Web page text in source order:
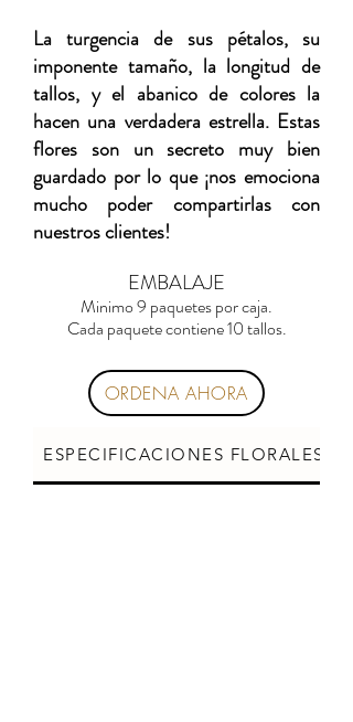
La turgencia de sus pétalos, su
imponente tamaño, la longitud de
tallos, y el abanico de colores la
hacen una verdadera estrella. Estas
flores son un secreto muy bien
guardado por lo que ¡nos emociona
mucho poder compartirlas con
nuestros clientes!
EMBALAJE
Minimo 9 paquetes por caja.
Cada paquete contiene 10 tallos.
ORDENA AHORA
ESPECIFICACIONES FLORALES